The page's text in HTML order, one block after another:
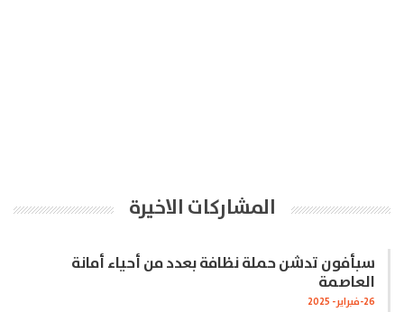
المشاركات الاخيرة
سبأفون تدشن حملة نظافة بعدد من أحياء أمانة
العاصمة
26-فبراير- 2025